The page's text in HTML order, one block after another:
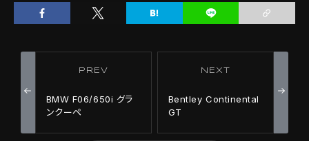
PREV
BMW F06/650i グラ
ンクーペ
NEXT
Bentley Continental
GT